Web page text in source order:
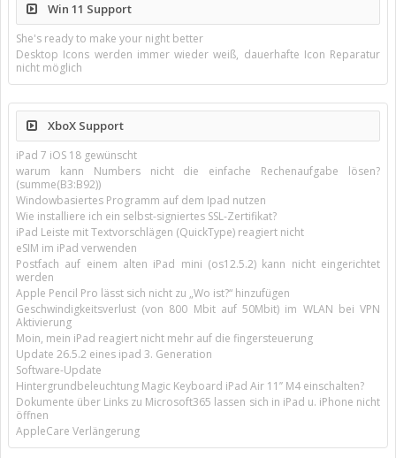
Win 11 Support
She's ready to make your night better
Desktop Icons werden immer wieder weiß, dauerhafte Icon Reparatur
nicht möglich
XboX Support
iPad 7 iOS 18 gewünscht
warum kann Numbers nicht die einfache Rechenaufgabe lösen?
(summe(B3:B92))
Windowbasiertes Programm auf dem Ipad nutzen
Wie installiere ich ein selbst-signiertes SSL-Zertifikat?
iPad Leiste mit Textvorschlägen (QuickType) reagiert nicht
eSIM im iPad verwenden
Postfach auf einem alten iPad mini (os12.5.2) kann nicht eingerichtet
werden
Apple Pencil Pro lässt sich nicht zu „Wo ist?“ hinzufügen
Geschwindigkeitsverlust (von 800 Mbit auf 50Mbit) im WLAN bei VPN
Aktivierung
Moin, mein iPad reagiert nicht mehr auf die fingersteuerung
Update 26.5.2 eines ipad 3. Generation
Software-Update
Hintergrundbeleuchtung Magic Keyboard iPad Air 11’’ M4 einschalten?
Dokumente über Links zu Microsoft365 lassen sich in iPad u. iPhone nicht
öffnen
AppleCare Verlängerung